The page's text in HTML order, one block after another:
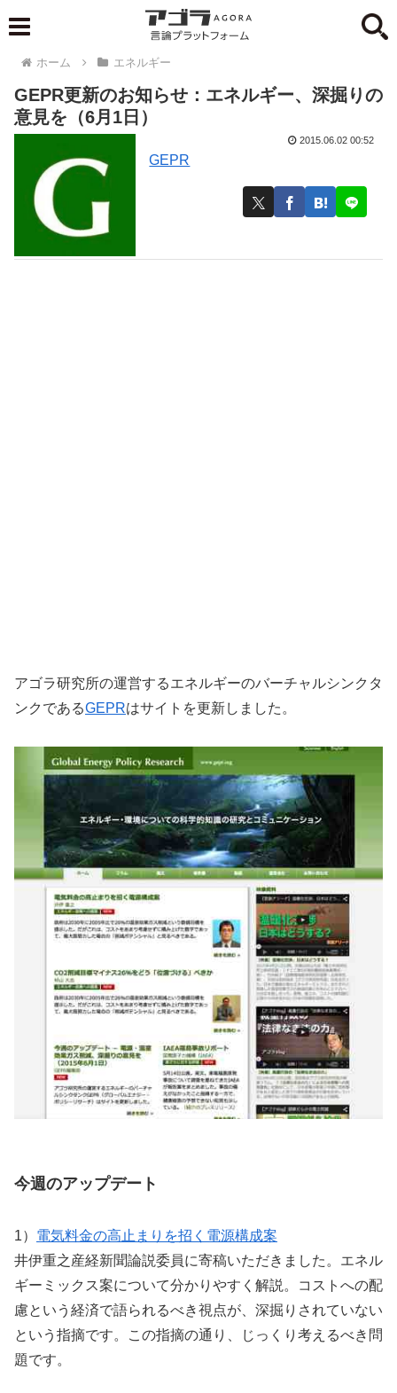
ホーム エネルギー
GEPR更新のお知らせ：エネルギー、深掘りの
意見を（6月1日）
GEPR
2015.06.02 00:52
アゴラ研究所の運営するエネルギーのバーチャルシンクタ
ンクであるGEPRはサイトを更新しました。
今週のアップデート
1） 電気料金の高止まりを招く電源構成案
井伊重之産経新聞論説委員に寄稿いただきました。エネル
ギーミックス案について分かりやすく解説。コストへの配
慮という経済で語られるべき視点が、深掘りされていない
という指摘です。この指摘の通り、じっくり考えるべき問
題です。